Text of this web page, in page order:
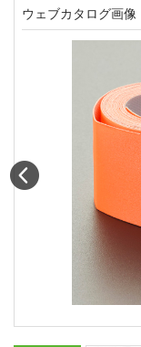
ウェブカタログ画像